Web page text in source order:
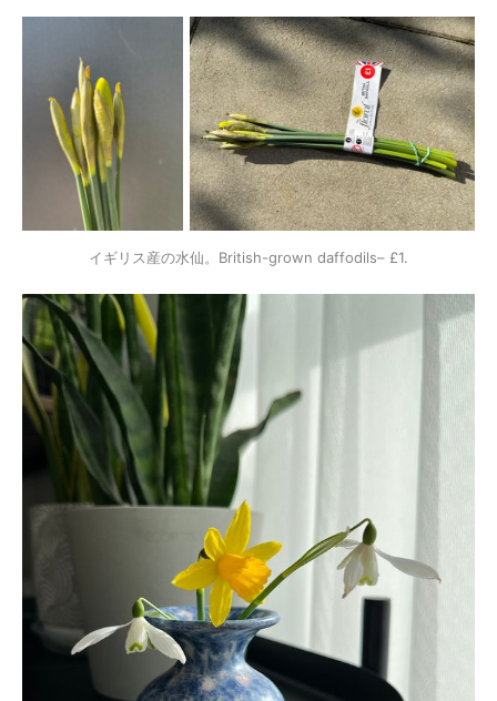
イギリス産の水仙。British-grown daffodils– £1.